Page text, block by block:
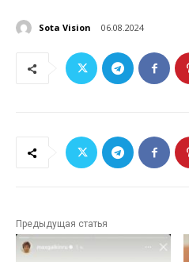
Sota Vision 06.08.2024
Предыдущая статья